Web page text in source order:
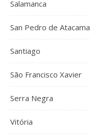
Salamanca
San Pedro de Atacama
Santiago
São Francisco Xavier
Serra Negra
Vitória